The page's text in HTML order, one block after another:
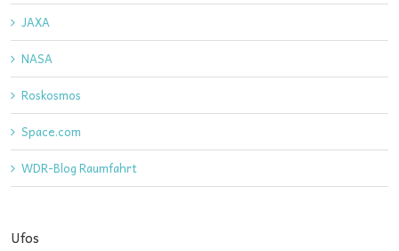
JAXA
NASA
Roskosmos
Space.com
WDR-Blog Raumfahrt
Ufos